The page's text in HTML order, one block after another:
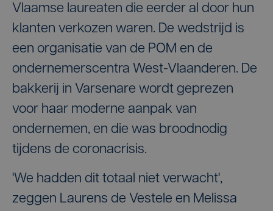
Vlaamse laureaten die eerder al door hun
klanten verkozen waren. De wedstrijd is
een organisatie van de POM en de
ondernemerscentra West-Vlaanderen. De
bakkerij in Varsenare wordt geprezen
voor haar moderne aanpak van
ondernemen, en die was broodnodig
tijdens de coronacrisis.
'We hadden dit totaal niet verwacht',
zeggen Laurens de Vestele en Melissa